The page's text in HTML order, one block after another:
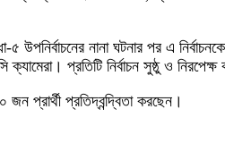
উপনির্বাচনের নানা ঘটনার পর এ
প্রতিটি নির্বাচন সুষ্ঠু ও
প্রার্থী প্রতিদ্বন্দ্বিতা করছেন।